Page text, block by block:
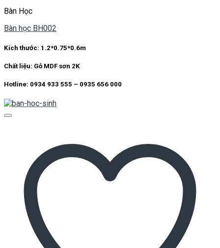
Bàn Học
Bàn học BH002
Kích thước: 1.2*0.75*0.6m
Chất liệu: Gỗ MDF sơn 2K
Hotline: 0934 933 555 – 0935 656 000